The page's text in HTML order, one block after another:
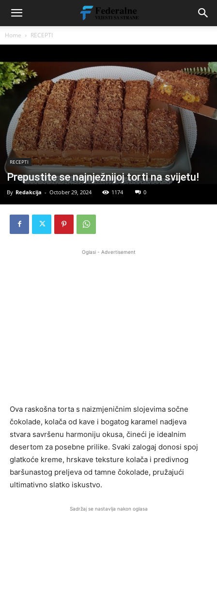
Home RECEPTI
RECEPTI
Prepustite se najnježnijoj torti na svijetu!
By Redakcija - October 29, 2024 1174 0
Oglasi - Advertisement
Ova raskošna torta s naizmjeničnim slojevima sočne
čokolade, kolača od kave i bogatog karamel nadjeva
stvara savršenu harmoniju okusa, čineći je idealnim
desertom za posebne prilike. Svaki zalogaj donosi spoj
glatkoće kreme, hrskave teksture kolača i predivnog
baršunastog preljeva od tamne čokolade, pružajući
ultimativno slatko iskustvo.
Sadržaj se nastavlja nakon oglasa